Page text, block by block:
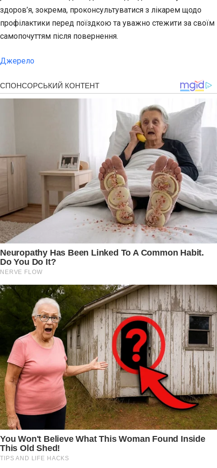
здоров’я, зокрема, проконсультуватися з лікарем щодо
профілактики перед поїздкою та уважно стежити за своїм
самопочуттям після повернення.
Джерело